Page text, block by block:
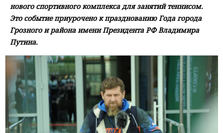
нового спортивного комплекса для занятий теннисом.
Это событие приурочено к празднованию Года города
Грозного и района имени Президента РФ Владимира
Путина.